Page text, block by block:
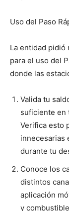
Uso del Paso
La entidad pidió
para el uso del
donde las
Valida tu
suficiente en
Verifica esto
innecesarias
durante tu
Conoce los
distintos
aplicación
y